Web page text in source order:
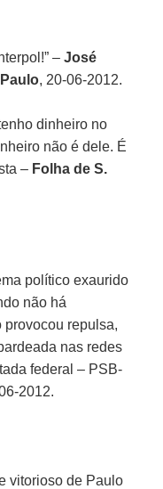
–José
, 20-06-2012.
dinheiro no
não é dele. É
– Folha de S.
político exaurido
não há
provocou repulsa,
nas redes
federal – PSB-
2012.
vitorioso de Paulo